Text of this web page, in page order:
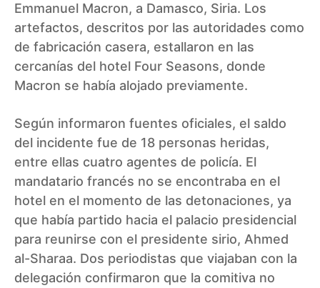
Emmanuel Macron, a Damasco, Siria. Los
artefactos, descritos por las autoridades como
de fabricación casera, estallaron en las
cercanías del hotel Four Seasons, donde
Macron se había alojado previamente.
Según informaron fuentes oficiales, el saldo
del incidente fue de 18 personas heridas,
entre ellas cuatro agentes de policía. El
mandatario francés no se encontraba en el
hotel en el momento de las detonaciones, ya
que había partido hacia el palacio presidencial
para reunirse con el presidente sirio, Ahmed
al-Sharaa. Dos periodistas que viajaban con la
delegación confirmaron que la comitiva no